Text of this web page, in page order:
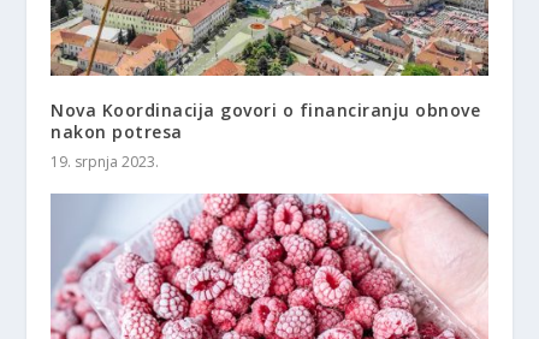
Nova Koordinacija govori o financiranju obnove
nakon potresa
19. srpnja 2023.